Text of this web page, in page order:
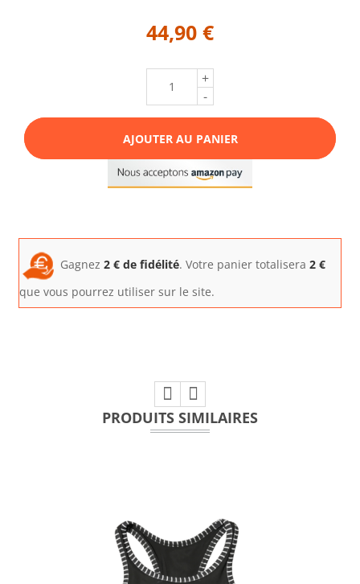
44,90 €
+
-
AJOUTER AU PANIER
Gagnez 2 € de fidélité. Votre panier totalisera 2 €
que vous pourrez utiliser sur le site.
PRODUITS SIMILAIRES